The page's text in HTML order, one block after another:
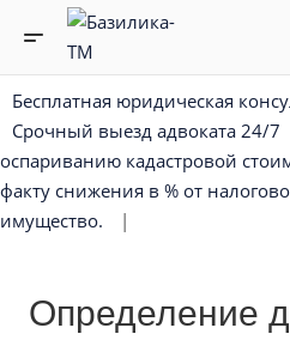
Бесплатная юридическая
Срочный выезд адвоката 24/7
оспариванию кадастровой
факту снижения в % от
имущество.
|
Определение